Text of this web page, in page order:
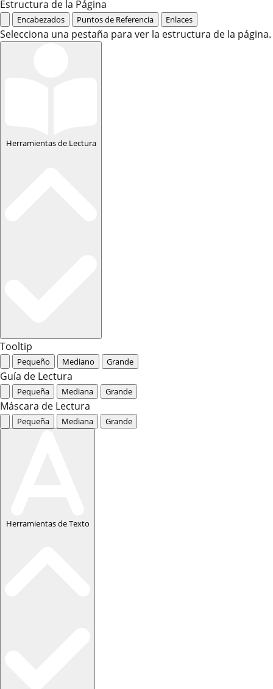
Estructura de la Página
Encabezados Puntos de Referencia Enlaces
Selecciona una pestaña para ver la estructura de la página.
Herramientas de Lectura
Tooltip
Pequeño Mediano Grande
Guía de Lectura
Pequeña Mediana Grande
Máscara de Lectura
Pequeña Mediana Grande
Herramientas de Texto